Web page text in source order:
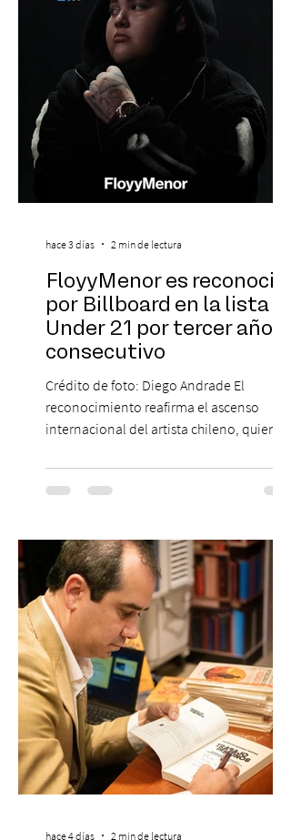
marcado su breve pero exitosa trayectoria.
FloyyMenor es reconocido
por Billboard en la lista 21
Under 21 por tercer año
consecutivo
Crédito de foto: Diego Andrade El
reconocimiento reafirma el ascenso
internacional del artista chileno, quien
en la escena global. MIAMI, FL (3 de agosto
de 2026) — FloyyMenor ha sido
Under 21 por tercer año consecutivo,
formando parte una vez más de la
selección anual de la publicación que
destaca a los artistas menores de 21 años
más influyentes de la industria musical.
Este reconocimiento reaf
hace 3 días 2 min de lectura
hace 4 días 2 min de lectura